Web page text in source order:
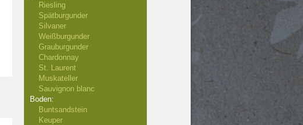
Riesling
Spätburgunder
Silvaner
Weißburgunder
Grauburgunder
Chardonnay
St. Laurent
Muskateller
Sauvignon blanc
Boden:
Buntsandstein
Keuper